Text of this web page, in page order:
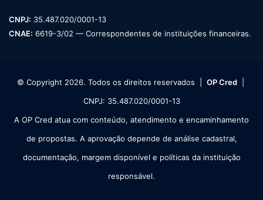
CNPJ: 35.487.020/0001-13
CNAE: 6619-3/02 — Correspondentes de instituições financeiras.
© Copyright 2026. Todos os direitos reservados | OP Cred|
CNPJ: 35.487.020/0001-13
A OP Cred atua com conteúdo, atendimento e encaminhamento
de propostas. A aprovação depende de análise cadastral,
documentação, margem disponível e políticas da instituição
responsável.